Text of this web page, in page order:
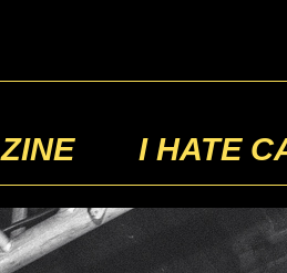
ZINE I HATE